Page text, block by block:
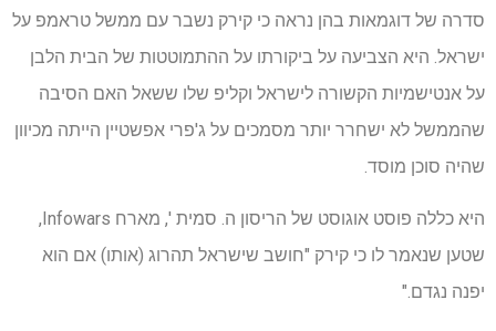
סדרה של דוגמאות בהן נראה כי קירק נשבר עם ממשל טראמפ על
ישראל. היא הצביעה על ביקורתו על ההתמוטטות של הבית הלבן
על אנטישמיות הקשורה לישראל וקליפ שלו ששאל האם הסיבה
שהממשל לא ישחרר יותר מסמכים על ג'פרי אפשטיין הייתה מכיוון
שהיה סוכן מוסד.
היא כללה פוסט אוגוסט של הריסון ה. סמית ', מארח Infowars,
שטען שנאמר לו כי קירק "חושב שישראל תהרוג (אותו) אם הוא
יפנה נגדם."